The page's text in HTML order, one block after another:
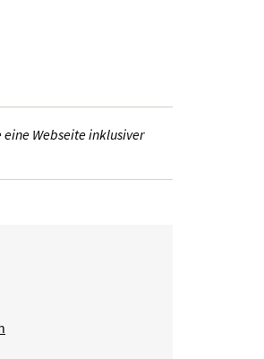
Webseite inklusiver